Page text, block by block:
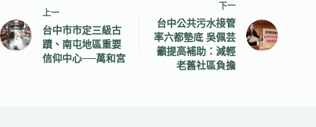
上一
台中市市定三級古
蹟、南屯地區重要
信仰中心──萬和宮
下一
台中公共污水接管
率六都墊底 吳佩芸
籲提高補助：減輕
老舊社區負擔